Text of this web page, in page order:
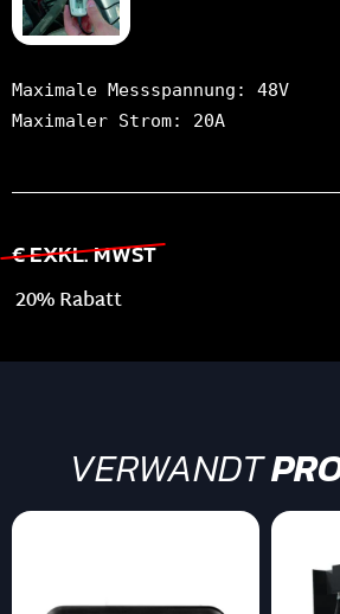
Maximale Messspannung: 48V
Maximaler Strom: 20A
€ EXKL. MWST
20% Rabatt
VERWANDT